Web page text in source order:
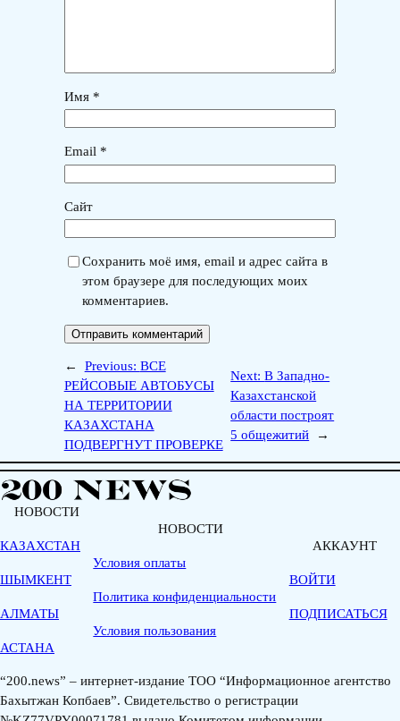
Имя *
Email *
Сайт
Сохранить моё имя, email и адрес сайта в
этом браузере для последующих моих
комментариев.
← Previous: ВСЕ
РЕЙСОВЫЕ АВТОБУСЫ
НА ТЕРРИТОРИИ
КАЗАХСТАНА
ПОДВЕРГНУТ ПРОВЕРКЕ
Next:В Западно-
Казахстанской
области построят
5 общежитий
→
НОВОСТИ
КАЗАХСТАН
ШЫМКЕНТ
АЛМАТЫ
АСТАНА
НОВОСТИ
Условия оплаты
Политика конфиденциальности
Условия пользования
АККАУНТ
ВОЙТИ
ПОДПИСАТЬСЯ
“200.news” – интернет-издание ТОО “Информационное агентство
Бахытжан Копбаев”. Свидетельство о регистрации